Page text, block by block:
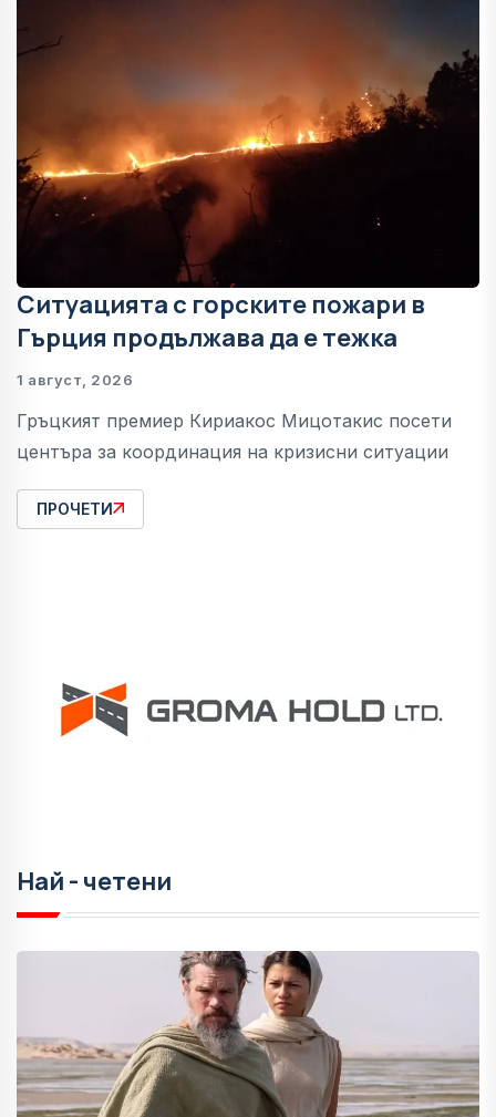
Ситуацията с горските пожари в
Гърция продължава да е тежка
1 август, 2026
Гръцкият премиер Кириакос Мицотакис посети
центъра за координация на кризисни ситуации
ПРОЧЕТИ
Най - четени